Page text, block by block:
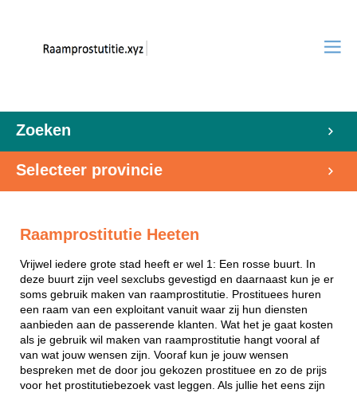
Zoeken
Selecteer provincie
Raamprostitutie Heeten
Vrijwel iedere grote stad heeft er wel 1: Een rosse buurt. In
deze buurt zijn veel sexclubs gevestigd en daarnaast kun je er
soms gebruik maken van raamprostitutie. Prostituees huren
een raam van een exploitant vanuit waar zij hun diensten
aanbieden aan de passerende klanten. Wat het je gaat kosten
als je gebruik wil maken van raamprostitutie hangt vooral af
van wat jouw wensen zijn. Vooraf kun je jouw wensen
bespreken met de door jou gekozen prostituee en zo de prijs
voor het prostitutiebezoek vast leggen. Als jullie het eens zijn